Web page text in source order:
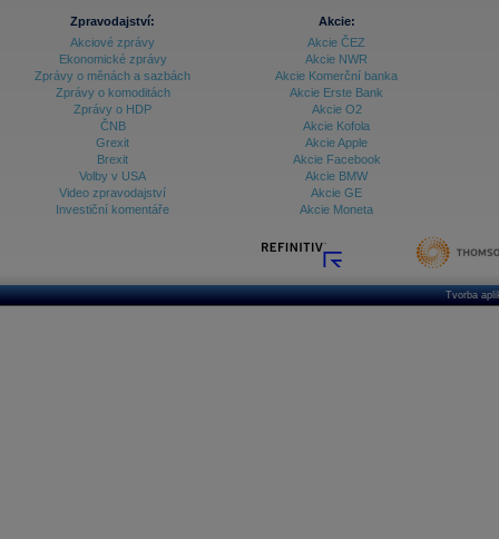
Zpravodajství:
Akciové zprávy
Ekonomické zprávy
Zprávy o měnách a sazbách
Zprávy o komoditách
Zprávy o HDP
ČNB
Grexit
Brexit
Volby v USA
Video zpravodajství
Investiční komentáře
Akcie:
Akcie ČEZ
Akcie NWR
Akcie Komerční banka
Akcie Erste Bank
Akcie O2
Akcie Kofola
Akcie Apple
Akcie Facebook
Akcie BMW
Akcie GE
Akcie Moneta
Tvorba